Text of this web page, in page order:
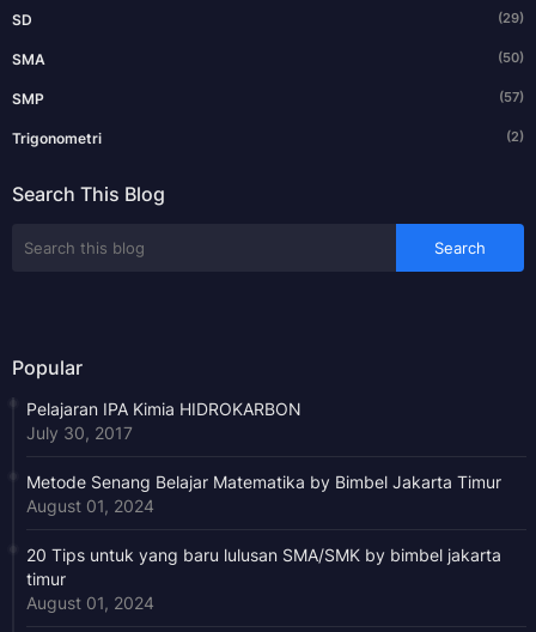
SD (29)
SMA (50)
SMP (57)
Trigonometri (2)
Search This Blog
Popular
Pelajaran IPA Kimia HIDROKARBON
July 30, 2017
Metode Senang Belajar Matematika by Bimbel Jakarta Timur
August 01, 2024
20 Tips untuk yang baru lulusan SMA/SMK by bimbel jakarta
timur
August 01, 2024